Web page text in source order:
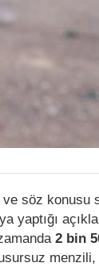
söz konusu
yaptığı
2 bin
menzili,